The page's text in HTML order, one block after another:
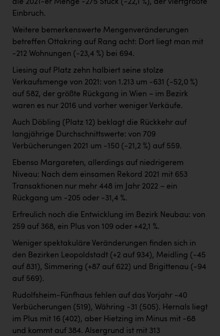
die 2021-er Menge -275 Stück (-22,1 %), der viertgrößte
Einbruch.
Weitere bemerkenswerte Mengenveränderungen
betreffen Ottakring auf Rang acht: Dort liegt man mit
-212 Wohnungen (-23,4 %) bei 694.
Liesing auf Platz zehn halbiert seine stolze
Verkaufsmenge von 2021: von 1.213 um -631 (-52,0 %)
auf 582, der größte Rückgang in Wien – im Bezirk
waren es nur 2016 und vorher weniger Verkäufe.
Auch Döbling (Platz 12) beklagt die Rückkehr auf
langjährige Durchschnittswerte: von 709
Verbücherungen 2021 um -150 (-21,2 %) auf 559.
Ebenso Margareten, allerdings auf niedrigerem
Niveau: Nach dem einsamen Rekord 2021 mit 653
Transaktionen nur mehr 448 im Jahr 2022 – ein
Rückgang um -205 oder -31,4 %.
Erfreulich noch die Entwicklung im Bezirk Neubau: von
259 auf 368, ein Plus von 109 oder +42,1 %.
Weniger spektakuläre Veränderungen finden sich in
den Bezirken Leopoldstadt (+2 auf 934), Meidling (-45
auf 831), Simmering (+87 auf 622) und Brigittenau (-94
auf 569).
Rudolfsheim-Fünfhaus fehlen auf das Vorjahr -40
Verbücherungen (519), Währing -31 (505). Hernals liegt
im Plus mit 16 (402), aber Hietzing im Minus mit -68
und kommt auf 384. Alsergrund ist mit 313